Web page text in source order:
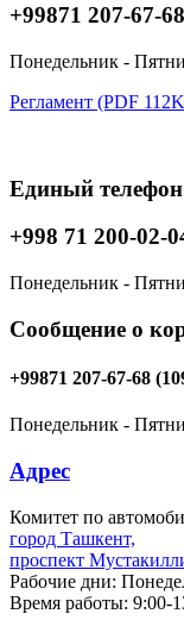
+99871 207-67-68
Понедельник -
Регламент (PDF
Единый телефон
+998 71 200-02-
Понедельник -
Сообщение о
+99871 207-67-68
Понедельник -
Адрес
Комитет по
город Ташкент,
проспект
Рабочие дни:
Время работы: 9:00-